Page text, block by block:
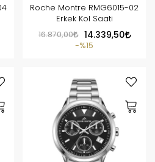
Roche Montre RMG6015-02
Erkek Kol Saati
16.870,00
14.339,50
%15